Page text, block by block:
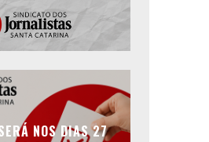
NOS DIAS 27